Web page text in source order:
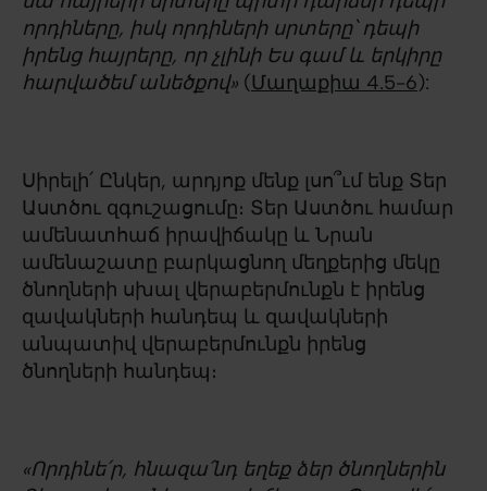
որդիները, իսկ որդիների սրտերը՝ դեպի
իրենց հայրերը, որ չլինի Ես գամ և երկիրը
հարվածեմ անեծքով» (Մաղաքիա 4.5-6):
Սիրելի՛ Ընկեր, արդյոք մենք լսո՞ւմ ենք Տեր
Աստծու զգուշացումը։ Տեր Աստծու համար
ամենատհաճ իրավիճակը և Նրան
ամենաշատը բարկացնող մեղքերից մեկը
ծնողների սխալ վերաբերմունքն է իրենց
զավակների հանդեպ և զավակների
անպատիվ վերաբերմունքն իրենց
ծնողների հանդեպ։
«Որդինե՛ր, հնազա՛նդ եղեք ձեր ծնողներին